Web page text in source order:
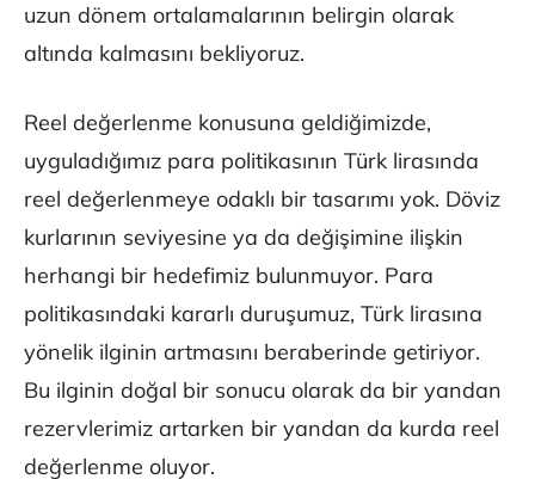
uzun dönem ortalamalarının belirgin olarak
altında kalmasını bekliyoruz.
Reel değerlenme konusuna geldiğimizde,
uyguladığımız para politikasının Türk lirasında
reel değerlenmeye odaklı bir tasarımı yok. Döviz
kurlarının seviyesine ya da değişimine ilişkin
herhangi bir hedefimiz bulunmuyor. Para
politikasındaki kararlı duruşumuz, Türk lirasına
yönelik ilginin artmasını beraberinde getiriyor.
Bu ilginin doğal bir sonucu olarak da bir yandan
rezervlerimiz artarken bir yandan da kurda reel
değerlenme oluyor.